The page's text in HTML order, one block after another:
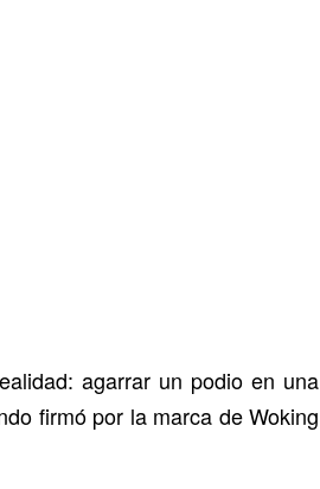
agarrar un podio en una
firmó por la marca de Woking